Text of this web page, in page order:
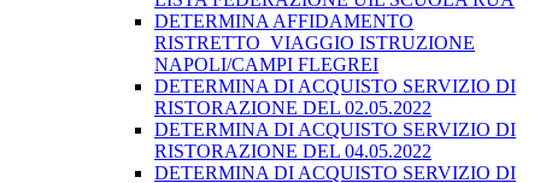
DETERMINA AFFIDAMENTO
RISTRETTO_VIAGGIO ISTRUZIONE
NAPOLI/CAMPI FLEGREI
DETERMINA DI ACQUISTO SERVIZIO DI
RISTORAZIONE DEL 02.05.2022
DETERMINA DI ACQUISTO SERVIZIO DI
RISTORAZIONE DEL 04.05.2022
DETERMINA DI ACQUISTO SERVIZIO DI